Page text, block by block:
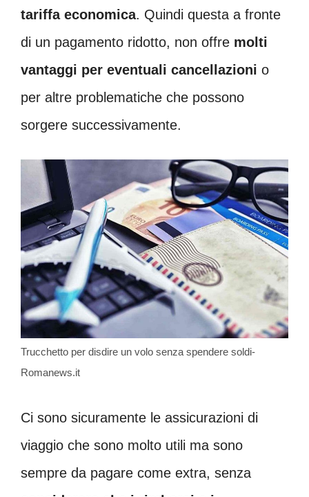
tariffa economica. Quindi questa a fronte
di un pagamento ridotto, non offre molti
vantaggi per eventuali cancellazioni o
per altre problematiche che possono
sorgere successivamente.
Trucchetto per disdire un volo senza spendere soldi-
Romanews.it
Ci sono sicuramente le assicurazioni di
viaggio che sono molto utili ma sono
sempre da pagare come extra, senza